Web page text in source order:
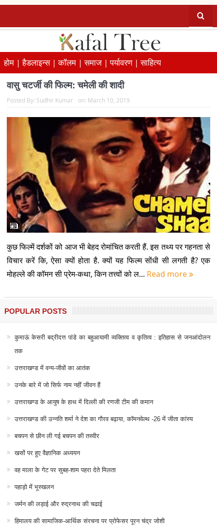
होम |हैडलाइन्स |कॉलम |समाज |पर्यावरण |साहित्य
वासु चटर्जी की फिल्म: चमेली की शादी
Posted By: Sudhir Kumar on: March 10, 2019
कुछ फिल्में दर्शकों को आज भी बेहद रोमांचित करती हैं. इस तथ्य पर गहनता से
विचार करें कि, ऐसा क्यों होता है. क्यों यह फिल्म सोंधी सी लगती है? एक
मोहल्ले की कॉमन सी प्रेम-कथा, किन तत्त्वों को ल... Read more
POPULAR POSTS
कुमाऊं केसरी बद्रीदत्त पांडे का बहुआयामी व्यक्तित्व व कृतित्व : इतिहास से जनआंदोलन
तक
उत्तराखण्ड में वन्य-जीवों का आतंक
उनके बारे में जो सिर्फ नाम नहीं जीवन हैं
उत्तराखण्ड के आयुष के हाथ में दिल्ली की रणजी टीम की कमान
उत्तराखण्ड की उन्नति शर्मा ने देश का गौरव बढ़ाया, कॉमनवेल्थ -26 में जीता कांस्य
बचपन से छीन ली गई बचपन की तस्वीर
खसों पर हुए वैज्ञानिक अध्ययन
वह माला के गेट पर सुबह-शाम पहरा देते मिलता
पहाड़ो में भूस्खलन
जर्मन की लड़ाई और रुद्रनाथ की चढाई
हिमालय की सामाजिक-आर्थिक संरचना पर प्रोफेसर पूरन चंद्र जोशी